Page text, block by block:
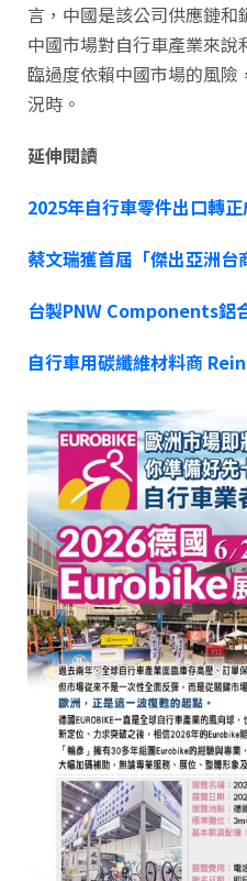
言，中國是該公司供應鏈
中國市場對自行車產業來
臨過度依賴中國市場的風
況時。
延伸閱讀
2025年自行車零件出口轉
蔡文瑞獲首屆「傑出亞洲台
台製PNW Components鋁
自行車用碳纖維材料商